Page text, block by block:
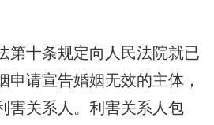
十条规定向人民法院就已
申请宣告婚姻无效的主体，
害关系人。利害关系人包